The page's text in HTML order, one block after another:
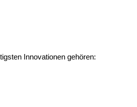
Innovationen gehören: